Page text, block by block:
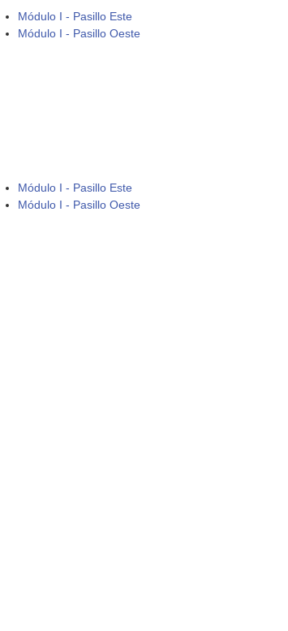
Módulo I - Pasillo Este
Módulo I - Pasillo Oeste
Módulo I - Pasillo Este
Módulo I - Pasillo Oeste